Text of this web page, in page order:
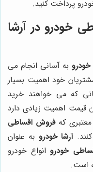
پرداخت کنید.
خودرو در آرشا
خودرو به آسانی انجام می
خود اهمیت بسیار
که می‌ خواهند خرید
قیمت اهمیت زیادی دارد
کهفروش اقساطی
آرشا خودرو به عنوان
خودروانواع خودرو
است.